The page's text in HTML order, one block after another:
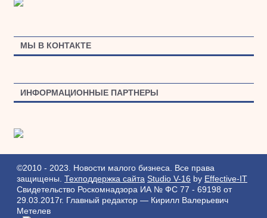
МЫ В КОНТАКТЕ
ИНФОРМАЦИОННЫЕ ПАРТНЕРЫ
©2010 - 2023. Новости малого бизнеса. Все права
защищены. Техподдержка сайта Studio V-16 by Effective-IT
Свидетельство Роскомнадзора ИА № ФС 77 - 69198 от
29.03.2017г.